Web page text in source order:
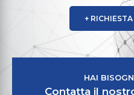
+
HAI
Contatta il